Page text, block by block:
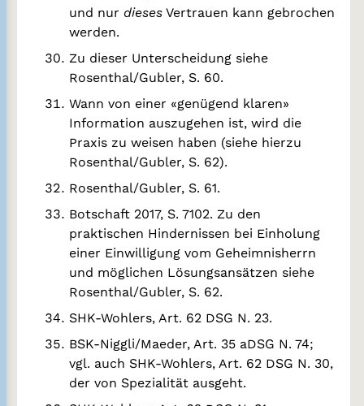
und nur dieses Vertrauen kann gebrochen
werden.
Zu dieser Unterscheidung siehe
Rosenthal/Gubler, S. 60.
Wann von einer «genügend klaren»
Information auszugehen ist, wird die
Praxis zu weisen haben (siehe hierzu
Rosenthal/Gubler, S. 62).
Rosenthal/Gubler, S. 61.
Botschaft 2017, S. 7102. Zu den
praktischen Hindernissen bei Einholung
einer Einwilligung vom Geheimnisherrn
und möglichen Lösungsansätzen siehe
Rosenthal/Gubler, S. 62.
SHK-Wohlers, Art. 62 DSG N. 23.
BSK-Niggli/Maeder, Art. 35 aDSG N. 74;
vgl. auch SHK-Wohlers, Art. 62 DSG N. 30,
der von Spezialität ausgeht.